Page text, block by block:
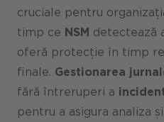
cruciale pentru
timp ce NSM detectează
oferă protecție în timp
finale. Gestionarea
fără întreruperi a
pentru a asigura analiza